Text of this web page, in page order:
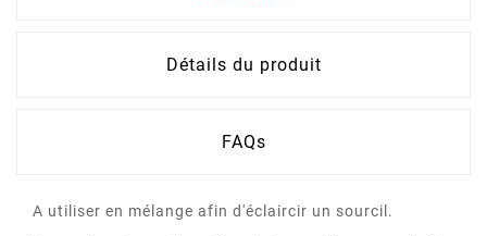
Détails du produit
FAQs
A utiliser en mélange afin d'éclaircir un sourcil.